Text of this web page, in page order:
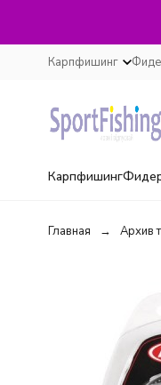
Карпфишинг
Карпфишинг
Главная Архив